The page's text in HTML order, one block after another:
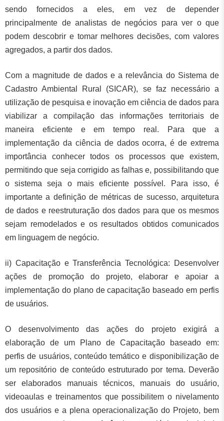
sendo fornecidos a eles, em vez de depender
principalmente de analistas de negócios para ver o que
podem descobrir e tomar melhores decisões, com valores
agregados, a partir dos dados.
Com a magnitude de dados e a relevância do Sistema de
Cadastro Ambiental Rural (SICAR), se faz necessário a
utilização de pesquisa e inovação em ciência de dados para
viabilizar a compilação das informações territoriais de
maneira eficiente e em tempo real. Para que a
implementação da ciência de dados ocorra, é de extrema
importância conhecer todos os processos que existem,
permitindo que seja corrigido as falhas e, possibilitando que
o sistema seja o mais eficiente possível. Para isso, é
importante a definição de métricas de sucesso, arquitetura
de dados e reestruturação dos dados para que os mesmos
sejam remodelados e os resultados obtidos comunicados
em linguagem de negócio.
ii) Capacitação e Transferência Tecnológica: Desenvolver
ações de promoção do projeto, elaborar e apoiar a
implementação do plano de capacitação baseado em perfis
de usuários.
O desenvolvimento das ações do projeto exigirá a
elaboração de um Plano de Capacitação baseado em:
perfis de usuários, conteúdo temático e disponibilização de
um repositório de conteúdo estruturado por tema. Deverão
ser elaborados manuais técnicos, manuais do usuário,
videoaulas e treinamentos que possibilitem o nivelamento
dos usuários e a plena operacionalização do Projeto, bem